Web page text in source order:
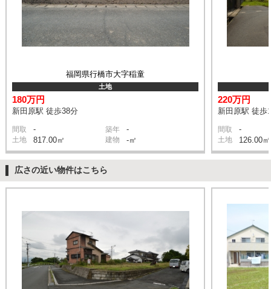
福岡県行橋市大字稲童
土地
180万円
新田原駅 徒歩38分
間取 - 築年 -
土地 817.00㎡ 建物 -㎡
220万円
新田原駅 徒歩
間取 -
土地 126.00㎡
広さの近い物件はこちら